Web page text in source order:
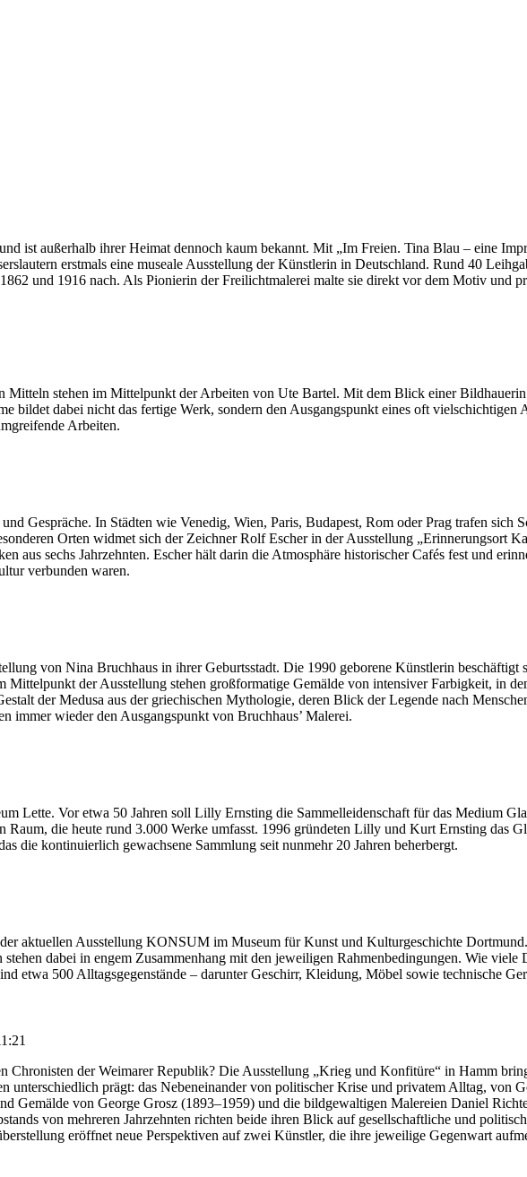
ist außerhalb ihrer Heimat dennoch kaum bekannt. Mit „Im Freien. Tina Blau – eine
erstmals eine museale Ausstellung der Künstlerin in Deutschland. Rund 40
und 1916 nach. Als Pionierin der Freilichtmalerei malte sie direkt vor dem Motiv und
stehen im Mittelpunkt der Arbeiten von Ute Bartel. Mit dem Blick einer
bildet dabei nicht das fertige Werk, sondern den Ausgangspunkt eines oft vielschichtigen
Arbeiten.
Gespräche. In Städten wie Venedig, Wien, Paris, Budapest, Rom oder Prag trafen sich
Orten widmet sich der Zeichner Rolf Escher in der Ausstellung „Erinnerungsort
aus sechs Jahrzehnten. Escher hält darin die Atmosphäre historischer Cafés fest und
verbunden waren.
von Nina Bruchhaus in ihrer Geburtsstadt. Die 1990 geborene Künstlerin
der Ausstellung stehen großformatige Gemälde von intensiver Farbigkeit, in
der Medusa aus der griechischen Mythologie, deren Blick der Legende nach
immer wieder den Ausgangspunkt von Bruchhaus’ Malerei.
Lette. Vor etwa 50 Jahren soll Lilly Ernsting die Sammelleidenschaft für das Medium
Raum, die heute rund 3.000 Werke umfasst. 1996 gründeten Lilly und Kurt Ernsting das
die kontinuierlich gewachsene Sammlung seit nunmehr 20 Jahren beherbergt.
aktuellen Ausstellung KONSUM im Museum für Kunst und Kulturgeschichte
dabei in engem Zusammenhang mit den jeweiligen Rahmenbedingungen. Wie viele
etwa 500 Alltagsgegenstände – darunter Geschirr, Kleidung, Möbel sowie technische
Chronisten der Weimarer Republik? Die Ausstellung „Krieg und Konfitüre“ in Hamm
unterschiedlich prägt: das Nebeneinander von politischer Krise und privatem Alltag, von
Gemälde von George Grosz (1893–1959) und die bildgewaltigen Malereien Daniel
von mehreren Jahrzehnten richten beide ihren Blick auf gesellschaftliche und
eröffnet neue Perspektiven auf zwei Künstler, die ihre jeweilige Gegenwart